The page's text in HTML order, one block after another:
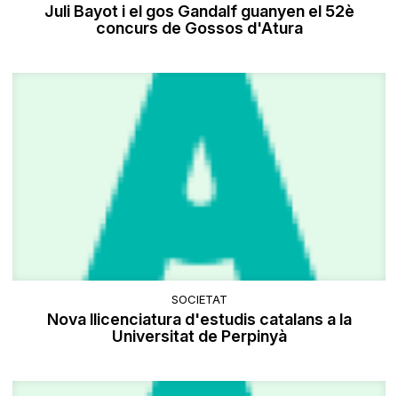
Juli Bayot i el gos Gandalf guanyen el 52è
concurs de Gossos d'Atura
SOCIETAT
Nova llicenciatura d'estudis catalans a la
Universitat de Perpinyà